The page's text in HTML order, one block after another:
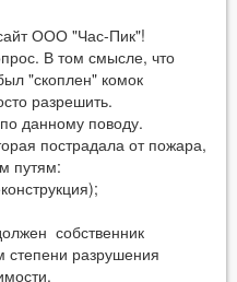
ООО "Час-Пик"!
В том смысле, что
"скоплен" комок
разрешить.
данному поводу.
пострадала от пожара,
путям:
собственник
степени разрушения